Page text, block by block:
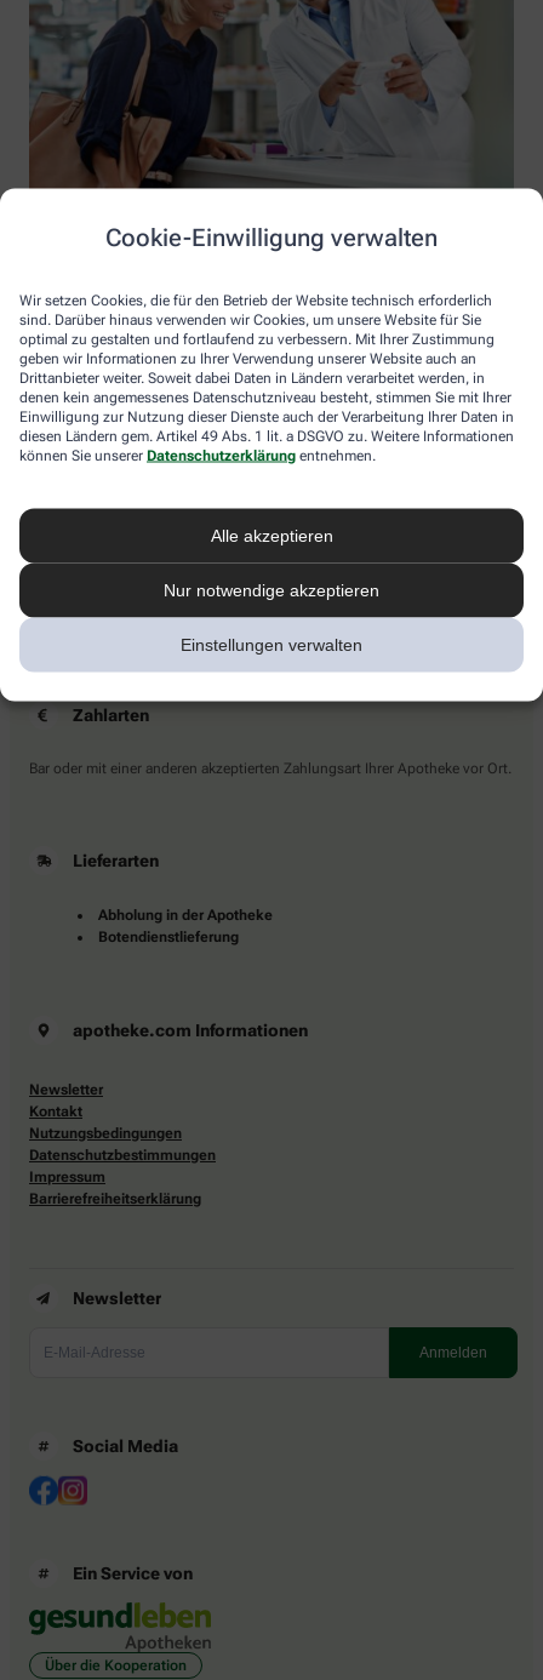
Cookie-Einwilligung verwalten
Wir setzen Cookies, die für den Betrieb der Website technisch erforderlich
sind. Darüber hinaus verwenden wir Cookies, um unsere Website für Sie
optimal zu gestalten und fortlaufend zu verbessern. Mit Ihrer Zustimmung
geben wir Informationen zu Ihrer Verwendung unserer Website auch an
Drittanbieter weiter. Soweit dabei Daten in Ländern verarbeitet werden, in
denen kein angemessenes Datenschutzniveau besteht, stimmen Sie mit Ihrer
Einwilligung zur Nutzung dieser Dienste auch der Verarbeitung Ihrer Daten in
diesen Ländern gem. Artikel 49 Abs. 1 lit. a DSGVO zu. Weitere Informationen
können Sie unserer Datenschutzerklärung entnehmen.
Alle akzeptieren
Nur notwendige akzeptieren
Einstellungen verwalten
Information der Greif-Apotheke
Greif-Apotheke
28201 Bremen
Kontaktieren Sie uns direkt.
Zahlarten
Bar oder mit einer anderen akzeptierten Zahlungsart Ihrer Apotheke vor Ort.
Lieferarten
Abholung in der Apotheke
Botendienstlieferung
apotheke.com Informationen
Newsletter
Kontakt
Nutzungsbedingungen
Datenschutzbestimmungen
Impressum
Barrierefreiheitserklärung
Newsletter
Social Media
Ein Service von
Über die Kooperation